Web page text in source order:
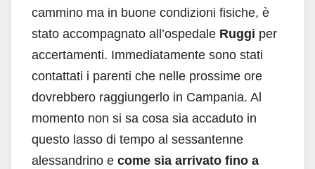
cammino ma in buone condizioni fisiche, è
stato accompagnato all’ospedale Ruggi per
accertamenti. Immediatamente sono stati
contattati i parenti che nelle prossime ore
dovrebbero raggiungerlo in Campania. Al
momento non si sa cosa sia accaduto in
questo lasso di tempo al sessantenne
alessandrino e come sia arrivato fino a